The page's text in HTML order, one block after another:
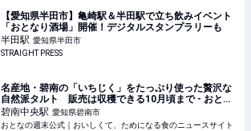
【愛知県半田市】亀崎駅＆半田駅で立ち飲みイベント
「おとなり酒場」開催！デジタルスタンプラリーも
半田駅 愛知県半田市
STRAIGHT PRESS
名産地・碧南の「いちじく」をたっぷり使った贅沢な
自然派タルト 販売は収穫できる10月頃まで - おとな
の週末公式｜おいしくて、ためになる食のニュースサ
イト
碧南中央駅 愛知県碧南市
おとなの週末公式｜おいしくて、ためになる食のニュースサイト